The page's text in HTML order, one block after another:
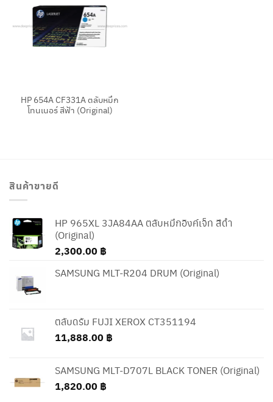
HP 654A CF331A ตลับหมึก
โทนเนอร์ สีฟ้า (Original)
สินค้าขายดี
HP 965XL 3JA84AA ตลับหมึกอิงค์เจ็ท สีดำ
(Original)
2,300.00 ฿
SAMSUNG MLT-R204 DRUM (Original)
ตลับดรัม FUJI XEROX CT351194
11,888.00 ฿
SAMSUNG MLT-D707L BLACK TONER (Original)
1,820.00 ฿